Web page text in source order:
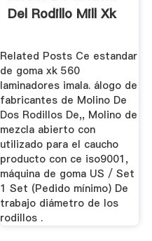
Del Rodillo Mill Xk
Related Posts Ce estandar
de goma xk 560
laminadores imala. álogo de
fabricantes de Molino De
Dos Rodillos De,, Molino de
mezcla abierto con
utilizado para el caucho
producto con ce iso9001,
máquina de goma US / Set
1 Set (Pedido mínimo) De
trabajo diámetro de los
rodillos .